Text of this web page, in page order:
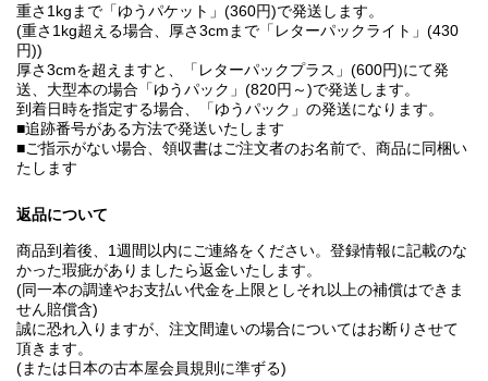
重さ1kgまで「ゆうパケット」(360円)で発送します。
(重さ1kg超える場合、厚さ3cmまで「レターパックライト」(430
円))
厚さ3cmを超えますと、「レターパックプラス」(600円)にて発
送、大型本の場合「ゆうパック」(820円～)で発送します。
到着日時を指定する場合、「ゆうパック」の発送になります。
■追跡番号がある方法で発送いたします
■ご指示がない場合、領収書はご注文者のお名前で、商品に同梱い
たします
返品について
商品到着後、1週間以内にご連絡をください。登録情報に記載のな
かった瑕疵がありましたら返金いたします。
(同一本の調達やお支払い代金を上限としそれ以上の補償はできま
せん賠償含)
誠に恐れ入りますが、注文間違いの場合についてはお断りさせて
頂きます。
(または日本の古本屋会員規則に準ずる)